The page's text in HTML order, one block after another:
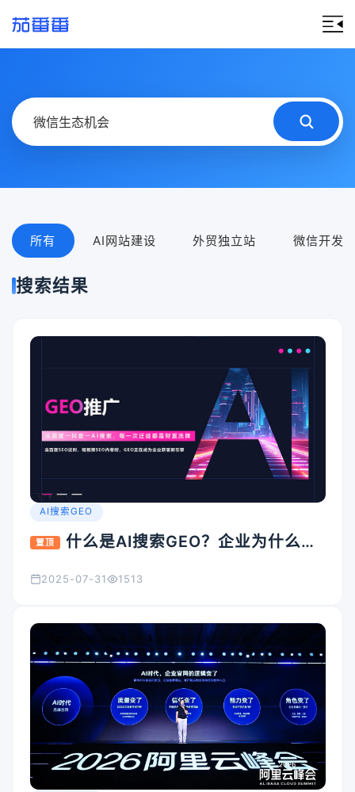
所有 AI网站建设 外贸独立站 微信开发
搜索结果
AI搜索GEO
置顶
什么是AI搜索GEO？企业为什么要
2025-07-31 1513